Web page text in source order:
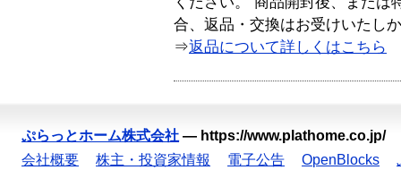
合、返品・交換はお受けいたし
⇒返品について詳しくはこちら
ぷらっとホーム株式会社 — https://www.plathome.co.jp/
会社概要
株主・投資家情報 電子公告 OpenBlocks